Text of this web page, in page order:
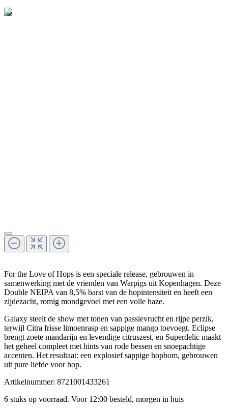
For the Love of Hops is een speciale release, gebrouwen in
samenwerking met de vrienden van Warpigs uit Kopenhagen. Deze
Double NEIPA van 8,5% barst van de hopintensiteit en heeft een
zijdezacht, romig mondgevoel met een volle haze.
Galaxy steelt de show met tonen van passievrucht en rijpe perzik,
terwijl Citra frisse limoenrasp en sappige mango toevoegt. Eclipse
brengt zoete mandarijn en levendige citruszest, en Superdelic maakt
het geheel compleet met hints van rode bessen en snoepachtige
accenten. Het resultaat: een explosief sappige hopbom, gebrouwen
uit pure liefde voor hop.
Artikelnummer: 8721001433261
6 stuks op voorraad. Voor 12:00 besteld, morgen in huis